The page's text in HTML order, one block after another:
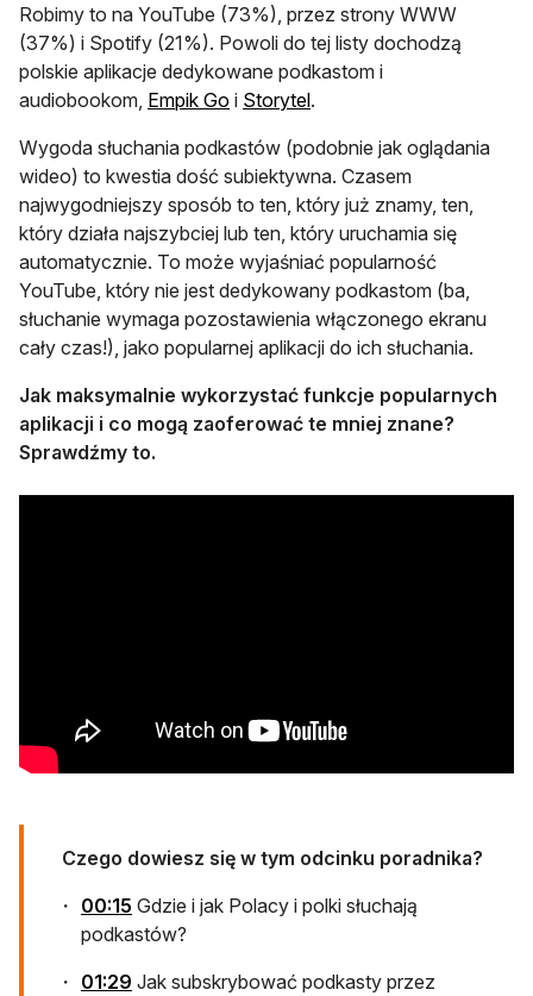
Robimy to na YouTube (73%), przez strony WWW
(37%) i Spotify (21%). Powoli do tej listy dochodzą
polskie aplikacje dedykowane podkastom i
audiobookom, Empik Go otwiera się w nowej karcie
i Storytelotwiera się w nowej
.
Wygoda słuchania podkastów (podobnie jak oglądania
wideo) to kwestia dość subiektywna. Czasem
najwygodniejszy sposób to ten, który już znamy, ten,
który działa najszybciej lub ten, który uruchamia się
automatycznie. To może wyjaśniać popularność
YouTube, który nie jest dedykowany podkastom (ba,
słuchanie wymaga pozostawienia włączonego ekranu
cały czas!), jako popularnej aplikacji do ich słuchania.
Jak maksymalnie wykorzystać funkcje popularnych
aplikacji i co mogą zaoferować te mniej znane?
Sprawdźmy to.
Czego dowiesz się w tym odcinku poradnika?
00:15 otwiera się w nowej karcie
Gdzie i jak Polacy i polki słuchają
podkastów?
01:29 otwiera się w nowej karcie
Jak subskrybować podkasty przez